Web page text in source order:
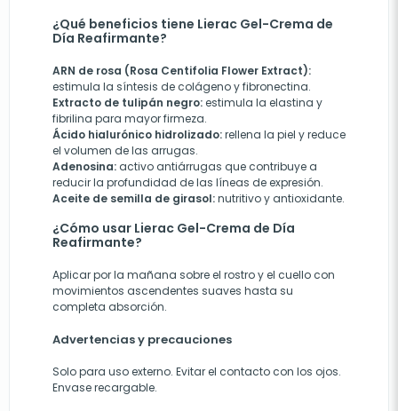
¿Qué beneficios tiene Lierac Gel-Crema de
Día Reafirmante?
ARN de rosa (Rosa Centifolia Flower Extract):
estimula la síntesis de colágeno y fibronectina.
Extracto de tulipán negro:estimula la elastina y
fibrilina para mayor firmeza.
Ácido hialurónico hidrolizado:rellena la piel y reduce
el volumen de las arrugas.
Adenosina: activo antiárrugas que contribuye a
reducir la profundidad de las líneas de expresión.
Aceite de semilla de girasol:nutritivo y antioxidante.
¿Cómo usar Lierac Gel-Crema de Día
Reafirmante?
Aplicar por la mañana sobre el rostro y el cuello con
movimientos ascendentes suaves hasta su
completa absorción.
Advertencias y precauciones
Solo para uso externo. Evitar el contacto con los ojos.
Envase recargable.